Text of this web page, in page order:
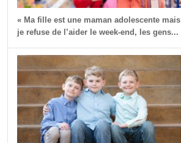
« Ma fille est une maman adolescente mais
je refuse de l’aider le week-end, les gens...